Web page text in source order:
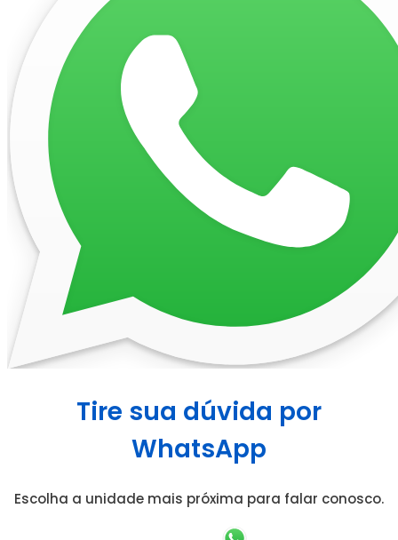
Tire sua dúvida por
WhatsApp
Escolha a unidade mais próxima para falar conosco.